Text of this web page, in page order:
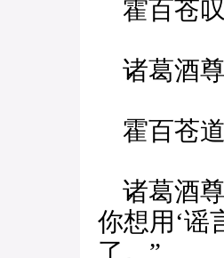
霍百苍叹
诸葛酒尊
霍百苍道
诸葛酒尊
你想用‘谣
了。”